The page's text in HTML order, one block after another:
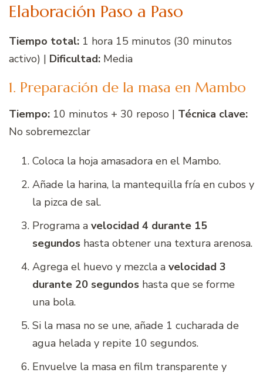
Elaboración Paso a Paso
Tiempo total: 1 hora 15 minutos (30 minutos
activo) | Dificultad: Media
1. Preparación de la masa en Mambo
Tiempo: 10 minutos + 30 reposo | Técnica clave:
No sobremezclar
Coloca la hoja amasadora en el Mambo.
Añade la harina, la mantequilla fría en cubos y
la pizca de sal.
Programa a velocidad 4 durante 15
segundos hasta obtener una textura arenosa.
Agrega el huevo y mezcla a velocidad 3
durante 20 segundos hasta que se forme
una bola.
Si la masa no se une, añade 1 cucharada de
agua helada y repite 10 segundos.
Envuelve la masa en film transparente y